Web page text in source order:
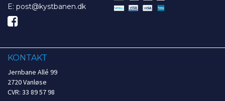
E: post@kystbanen.dk
KONTAKT
Jernbane Allé 99
2720 Vanløse
CVR: 33 89 57 98